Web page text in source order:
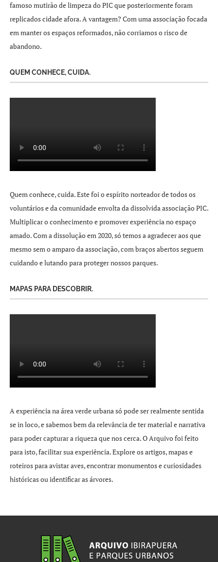
famoso mutirão de limpeza do PIC que posteriormente foram
replicados cidade afora. A vantagem? Com uma associação focada
em manter os espaços reformados, não corriamos o risco de
abandono.
QUEM CONHECE, CUIDA.
Quem conhece, cuida. Este foi o espírito norteador de todos os
voluntários e da comunidade envolta da dissolvida associação PIC.
Multiplicar o conhecimento e promover experiência no espaço
amado. Com a dissolução em 2020, só temos a agradecer aos que
mesmo sem o amparo da associação, com braços abertos seguem
cuidando e lutando para proteger nossos parques.
MAPAS PARA DESCOBRIR.
A experiência na área verde urbana só pode ser realmente sentida
se in loco, e sabemos bem da relevância de ter material e narrativa
para poder capturar a riqueza que nos cerca. O Arquivo foi feito
para isto, facilitar sua experiência. Explore os artigos, mapas e
roteiros para avistar aves, encontrar monumentos e curiosidades
históricas ou identificar as árvores.